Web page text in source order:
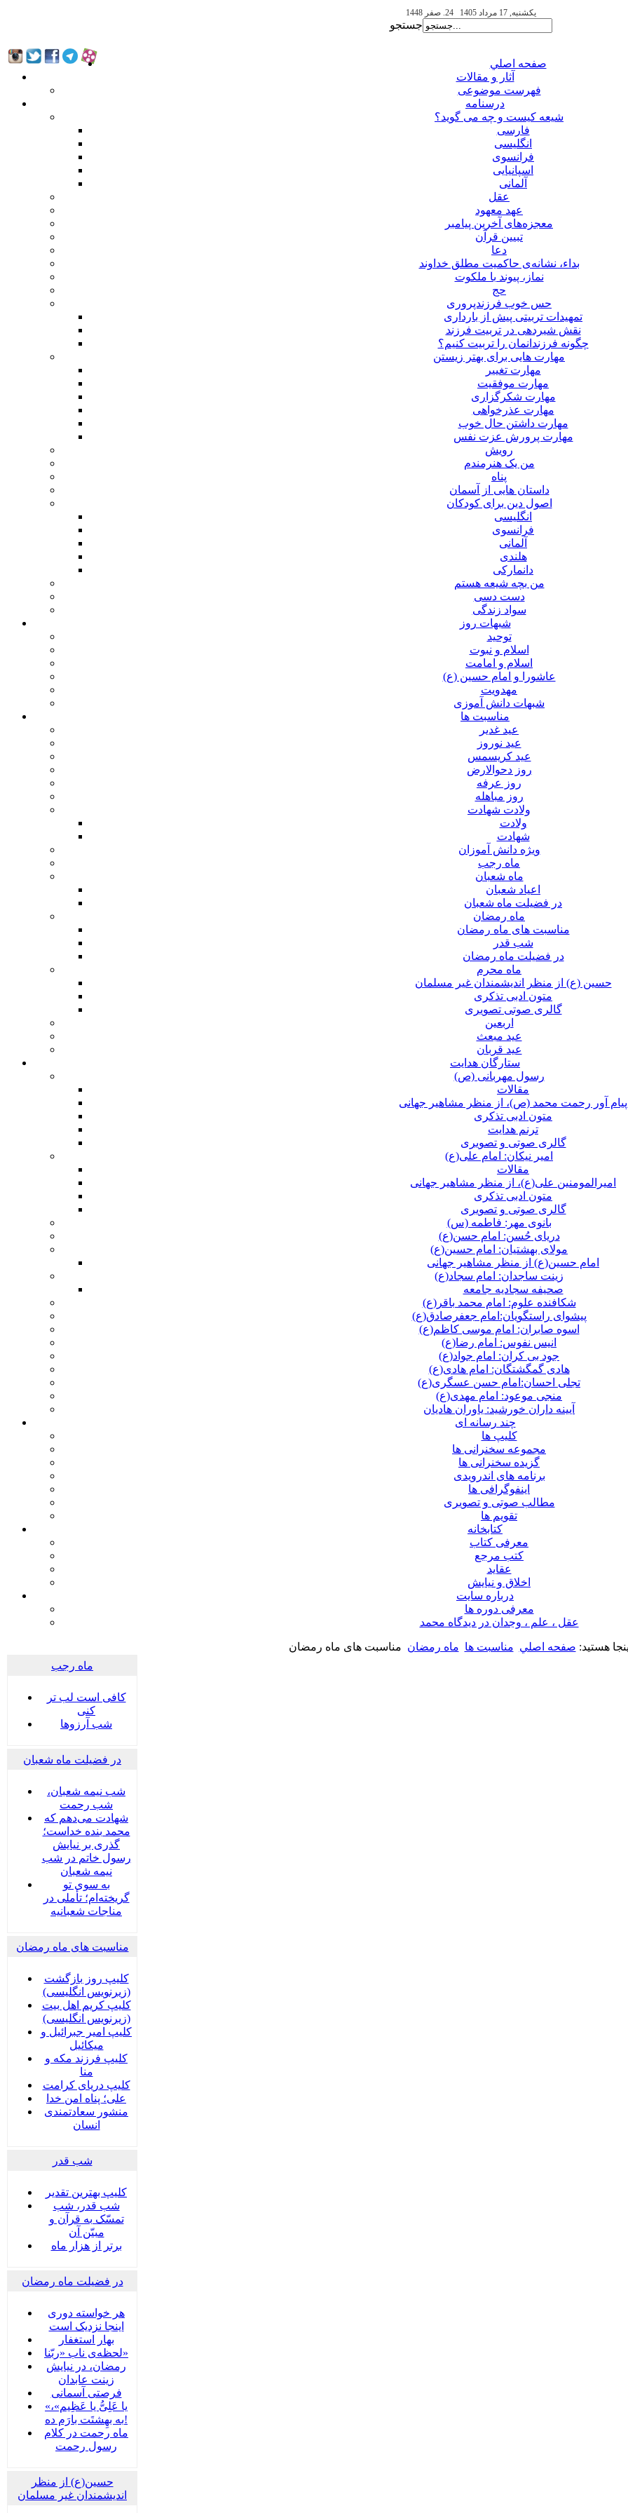
یکشنبه, 17 مرداد 1405
جستجو
صفحه اصلي
آثار و مقالات
فهرست موضوعی
درسنامه
شیعه کیست و چه می گوید؟
فارسی
انگلیسی
فرانسوی
اسپانیایی
آلمانی
عقل
عهد معهود
معجزه‌های آخرین پیامبر
تبيين قرآن
دعا
بداء، نشانه‌ی حاکمیت مطلق خداوند
نماز، پیوند با ملکوت
حج
حس خوب فرزندپروری
تمهیدات تربیتی پیش از بارداری
نقش شیردهی در تربیت فرزند
چگونه فرزندانمان را تربیت کنیم؟
مهارت هایی برای بهتر زیستن
مهارت تغییر
مهارت موفقیت
مهارت شکرگزاری
مهارت عذرخواهی
مهارت داشتن حال خوب
مهارت پرورش عزت نفس
رویش
من یک هنرمندم
پناه
داستان هایی از آسمان
اصول دین برای کودکان
انگلیسی
فرانسوی
آلمانی
هلندی
دانمارکی
من بچه شیعه هستم
دست دسی
سواد زندگی
شبهات روز
توحید
اسلام و نبوت
اسلام و امامت
عاشورا و امام حسین (ع)
مهدویت
شبهات دانش آموزی
مناسبت ها
عید غدير
عید نوروز
عید کریسمس
روز دحوالارض
روز عرفه
روز مباهله
ولادت شهادت
ولادت
شهادت
ویژه دانش آموزان
ماه رجب
ماه شعبان
اعیاد شعبان
در فضیلت ماه شعبان
ماه رمضان
مناسبت های ماه رمضان
شب قدر
در فضیلت ماه رمضان
ماه محرم
حسین (ع) از منظر اندیشمندان غیر مسلمان
متون ادبی تذکری
گالری صوتی تصویری
اربعین
عید مبعث
عید قربان
ستارگان هدایت
رسول مهربانی (ص)
مقالات
پیام آور رحمت محمد (ص)، از منظر مشاهیر جهانی
متون ادبی تذکری
ترنم هدایت
گالری صوتی و تصویری
امیر نیکان: امام علی(ع)
مقالات
امیرالمومنین علی(ع)، از منظر مشاهیر جهانی
متون ادبی تذکری
گالری صوتی و تصویری
بانوی مهر: فاطمه (س)
دریای حُسن: امام حسن(ع)
مولای بهشتیان: امام حسین(ع)
امام حسین(ع) از منظر مشاهیر جهانی
زینت ساجدان: امام سجاد(ع)
صحیفه سجادیه جامعه
شکافنده علوم: امام محمد باقر(ع)
پیشوای راستگویان:امام جعفرصادق(ع)
اسوه صابران: امام موسی کاظم(ع)
انیس نفوس: امام رضا(ع)
جود بی کران: امام جواد(ع)
هادی گمگشتگان: امام هادی(ع)
تجلی احسان:امام حسن عسگری(ع)
منجی موعود: امام مهدی(ع)
آیینه داران خورشید: یاوران هادیان
چند رسانه ای
کلیپ ها
مجموعه سخنرانی ها
گزیده سخنرانی ها
برنامه های اندرویدی
اینفوگرافی ها
مطالب صوتی و تصویری
تقویم ها
كتابخانه
معرفی کتاب
کتب مرجع
عقاید
اخلاق و نیایش
درباره سايت
معرفی دوره ها
عقل ، علم ، وجدان در ديدگاه محمد
هستید: صفحه اصلي مناسبت ها ماه رمضان مناسبت های ماه رمضان
ماه رجب
کافی است لب تر
کنی
شب آرزوها
در فضیلت ماه شعبان
شب نیمه شعبان،
شب رحمت
شهادت می‌دهم که
محمد بنده خداست؛
گذری بر نیایش
رسول خاتم در شب
نیمه شعبان
به سوی تو
گریخته‌ام؛ تأملی در
مناجات شعبانیه
مناسبت های ماه رمضان
کلیپ روز بازگشت
(زیرنویس انگلیسی)
کلیپ کریم اهل بیت
(زیرنویس انگلیسی)
کلیپ امیر جبرائیل و
میکائیل
کلیپ فرزند مکه و
منا
کلیپ دریای کرامت
علی؛ پناه امن خدا
منشور سعادتمندی
انسان
شب قدر
کلیپ بهترین تقدیر
شب قدر، شب
تمسّک به قرآن و
مبیّن آن
برتر از هزار ماه
در فضیلت ماه رمضان
هر خواسته دوری
اینجا نزدیک است
بهار استغفار
لحظه‌ی ناب «ربّنا»
رمضان، در نیایش
زینت عابدان
فرصتی آسمانی
«یا عَلِیُّ یا عَظِیم»،
به بهِشتَت بارَم ده!
ماه رحمت در کلام
رسول رحمت
حسین(ع) از منظر
اندیشمندان غیر مسلمان